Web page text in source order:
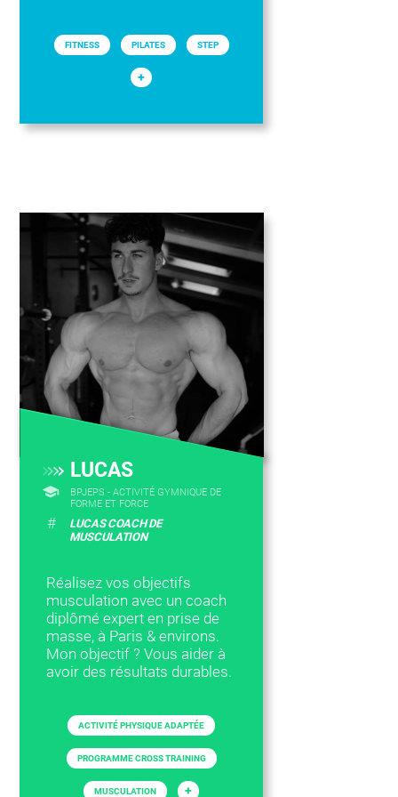
FITNESS PILATES STEP
+
LUCAS
BPJEPS - ACTIVITÉ GYMNIQUE DE
FORME ET FORCE
#
LUCAS COACH DE
MUSCULATION
Réalisez vos objectifs
musculation avec un coach
diplômé expert en prise de
masse, à Paris & environs.
Mon objectif ? Vous aider à
avoir des résultats durables.
ACTIVITÉ PHYSIQUE ADAPTÉE
PROGRAMME CROSS TRAINING
MUSCULATION +